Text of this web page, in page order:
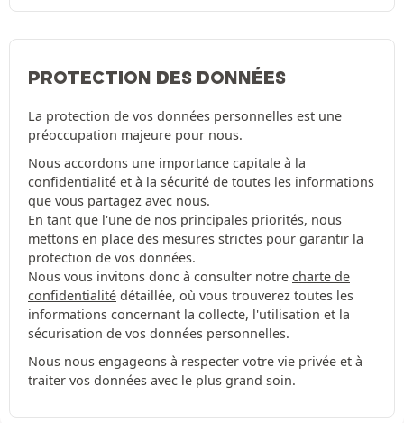
PROTECTION DES DONNÉES
La protection de vos données personnelles est une
préoccupation majeure pour nous.
Nous accordons une importance capitale à la
confidentialité et à la sécurité de toutes les informations
que vous partagez avec nous.
En tant que l'une de nos principales priorités, nous
mettons en place des mesures strictes pour garantir la
protection de vos données.
Nous vous invitons donc à consulter notre charte de
confidentialité détaillée, où vous trouverez toutes les
informations concernant la collecte, l'utilisation et la
sécurisation de vos données personnelles.
Nous nous engageons à respecter votre vie privée et à
traiter vos données avec le plus grand soin.